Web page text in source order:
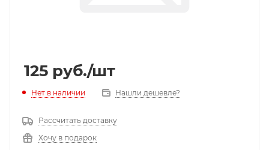
125 руб./шт
Нет в наличии Нашли дешевле?
Рассчитать доставку
Хочу в подарок